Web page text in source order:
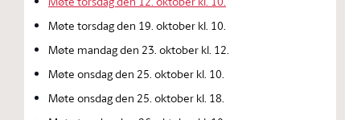
Møte torsdag den 19. oktober kl. 10.
Møte mandag den 23. oktober kl. 12.
Møte onsdag den 25. oktober kl. 10.
Møte onsdag den 25. oktober kl. 18.